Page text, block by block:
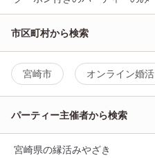
市区町村から検索
宮崎市 オンライン婚活
パーティー主催者から検索
宮崎県の縁活みやざき